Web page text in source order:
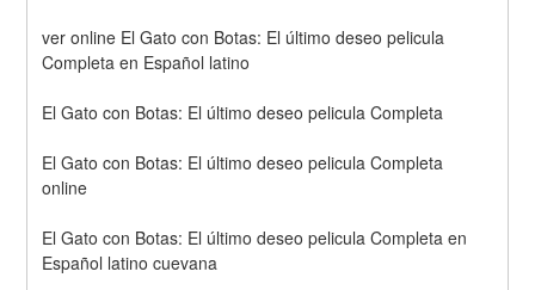
ver online El Gato con Botas: El último deseo pelicula
Completa en Español latino
El Gato con Botas: El último deseo pelicula Completa
El Gato con Botas: El último deseo pelicula Completa
online
El Gato con Botas: El último deseo pelicula Completa en
Español latino cuevana